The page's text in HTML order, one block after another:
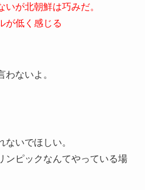
が北朝鮮は巧みだ。
が低く感じる
ないよ。
いでほしい。
ンピックなんてやっている場